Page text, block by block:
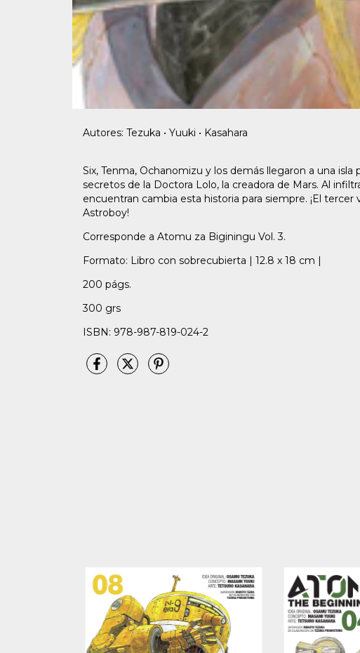
Autores: Tezuka • Yuuki • Kasahara
Six, Tenma, Ochanomizu y los demás llegaron a una
secretos de la Doctora Lolo, la creadora de Mars. Al
encuentran cambia esta historia para siempre. ¡El
Astroboy!
Corresponde a Atomu za Biginingu Vol. 3.
Formato: Libro con sobrecubierta | 12.8 x 18 cm |
200 págs.
300 grs
ISBN: 978-987-819-024-2